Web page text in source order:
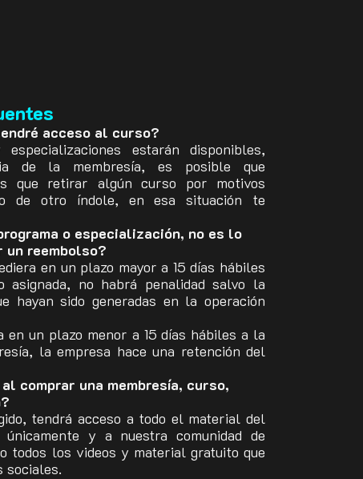
acceso al curso?
estarán disponibles,
de la membresía, es posible que
que retirar algún curso por motivos
de otro índole, en esa situación te
o especialización, no es lo
un reembolso?
en un plazo mayor a 15 días hábiles
no habrá penalidad salvo la
hayan sido generadas en la operación
un plazo menor a 15 días hábiles a la
la empresa hace una retención del
comprar una membresía, curso,
tendrá acceso a todo el material del
y a nuestra comunidad de
todos los videos y material gratuito que
sociales.